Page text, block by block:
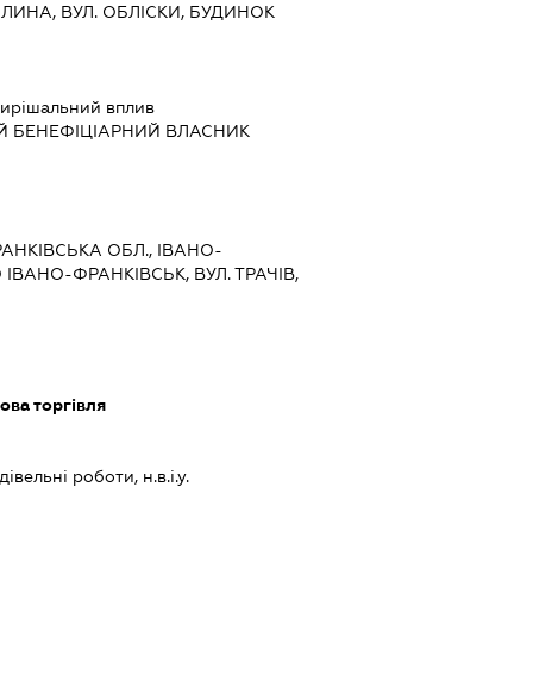
ВУЛ. ОБЛІСКИ, БУДИНОК
вплив
БЕНЕФІЦІАРНИЙ ВЛАСНИК
ОБЛ., ІВАНО-
ФРАНКІВСЬК, ВУЛ. ТРАЧІВ,
торгівля
роботи, н.в.і.у.